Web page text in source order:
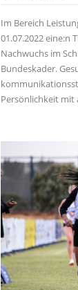
Im Bereich
01.07.2022 eine:n
Nachwuchs im
Bundeskader.
Persönlichkeit mit